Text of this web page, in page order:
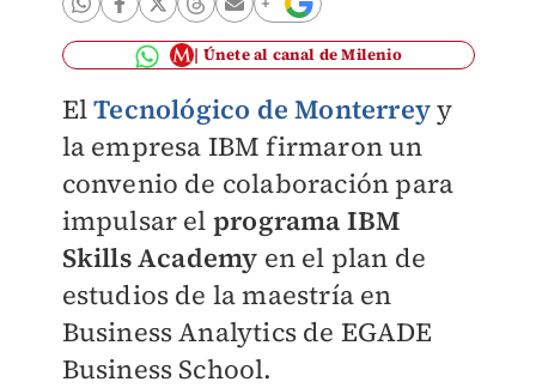
Únete al canal de Milenio
ElTecnológico de Monterreyy
la empresa IBM firmaron un
convenio de colaboración para
impulsar el programa IBM
Skills Academy en el plan de
estudios de la maestría en
Business Analytics de EGADE
Business School.